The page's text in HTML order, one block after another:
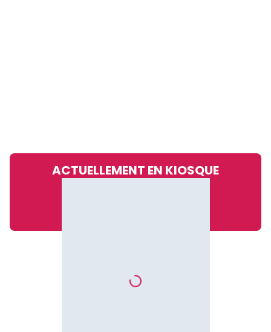
ACTUELLEMENT EN KIOSQUE